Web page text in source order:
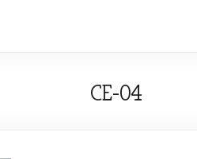
CE-04